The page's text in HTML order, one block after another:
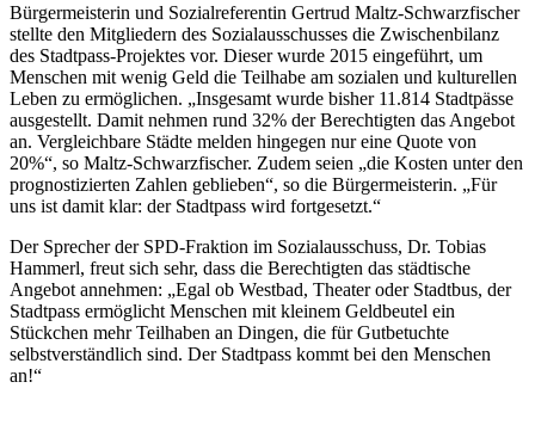
Bürgermeisterin und Sozialreferentin Gertrud Maltz-Schwarzfischer
stellte den Mitgliedern des Sozialausschusses die Zwischenbilanz
des Stadtpass-Projektes vor. Dieser wurde 2015 eingeführt, um
Menschen mit wenig Geld die Teilhabe am sozialen und kulturellen
Leben zu ermöglichen. „Insgesamt wurde bisher 11.814 Stadtpässe
ausgestellt. Damit nehmen rund 32% der Berechtigten das Angebot
an. Vergleichbare Städte melden hingegen nur eine Quote von
20%“, so Maltz-Schwarzfischer. Zudem seien „die Kosten unter den
prognostizierten Zahlen geblieben“, so die Bürgermeisterin. „Für
uns ist damit klar: der Stadtpass wird fortgesetzt.“
Der Sprecher der SPD-Fraktion im Sozialausschuss, Dr. Tobias
Hammerl, freut sich sehr, dass die Berechtigten das städtische
Angebot annehmen: „Egal ob Westbad, Theater oder Stadtbus, der
Stadtpass ermöglicht Menschen mit kleinem Geldbeutel ein
Stückchen mehr Teilhaben an Dingen, die für Gutbetuchte
selbstverständlich sind. Der Stadtpass kommt bei den Menschen
an!“